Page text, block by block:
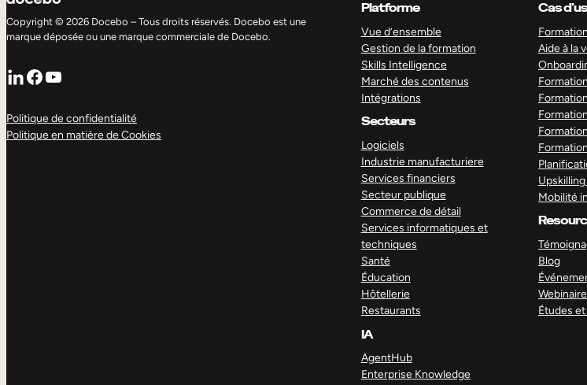
Copyright © 2026 Docebo – Tous droits réservés. Docebo est une
marque déposée ou une marque commerciale de Docebo.
LinkedIn
Facebook
YouTube
Politique de confidentialité
Politique en matière de Cookies
Platforme
Vue d’ensemble
Gestion de la formation
Skills Intelligence
Marché des contenus
Intégrations
Secteurs
Logiciels
Industrie manufacturiere
Services financiers
Secteur publique
Commerce de détail
Services informatiques et
techniques
Santé
Éducation
Hôtellerie
Restaurants
IA
AgentHub
Enterprise Knowledge
Cas
Aide à la
Mobilité
Blog
Études